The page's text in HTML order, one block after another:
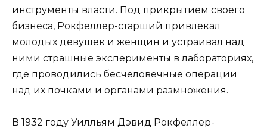
инструменты власти. Под прикрытием своего
бизнеса, Рокфеллер-старший привлекал
молодых девушек и женщин и устраивал над
ними страшные эксперименты в лабораториях,
где проводились бесчеловечные операции
над их почками и органами размножения.
В 1932 году Уилльям Дэвид Рокфеллер-